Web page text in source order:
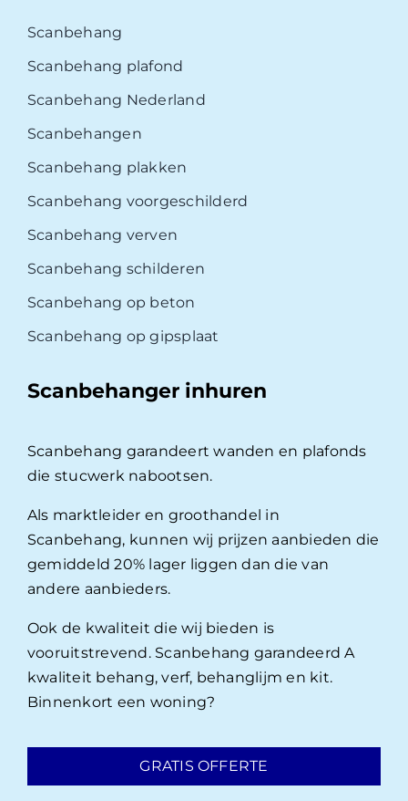
Scanbehang
Scanbehang plafond
Scanbehang Nederland
Scanbehangen
Scanbehang plakken
Scanbehang voorgeschilderd
Scanbehang verven
Scanbehang schilderen
Scanbehang op beton
Scanbehang op gipsplaat
Scanbehanger inhuren
Scanbehang garandeert wanden en plafonds
die stucwerk nabootsen.
Als marktleider en groothandel in
Scanbehang, kunnen wij prijzen aanbieden die
gemiddeld 20% lager liggen dan die van
andere aanbieders.
Ook de kwaliteit die wij bieden is
vooruitstrevend. Scanbehang garandeerd A
kwaliteit behang, verf, behanglijm en kit.
Binnenkort een woning?
GRATIS OFFERTE